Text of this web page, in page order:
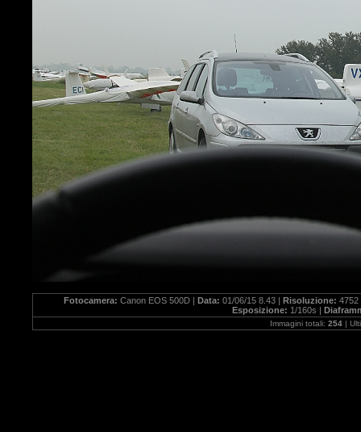
Fotocamera: Canon EOS 500D | Data: 01/06/15 8.43 | Risoluzione:
Esposizione: 1/160s |
Immagini totali: 254 |